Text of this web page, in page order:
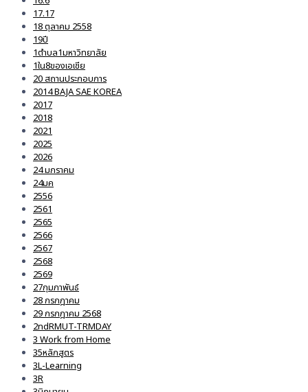
17.17
18 ตุลาคม 2558
19ปี
1ตำบล1มหาวิทยาลัย
1ใน8ของเอเชีย
20 สถานประกอบการ
2014 BAJA SAE KOREA
2017
2018
2021
2025
2026
24 มกราคม
24มค
2556
2561
2565
2566
2567
2568
2569
27กุมภาพันธ์
28 กรกฎาคม
29 กรกฎาคม 2568
2ndRMUT-TRMDAY
3 Work from Home
35หลักสูตร
3L-Learning
3R